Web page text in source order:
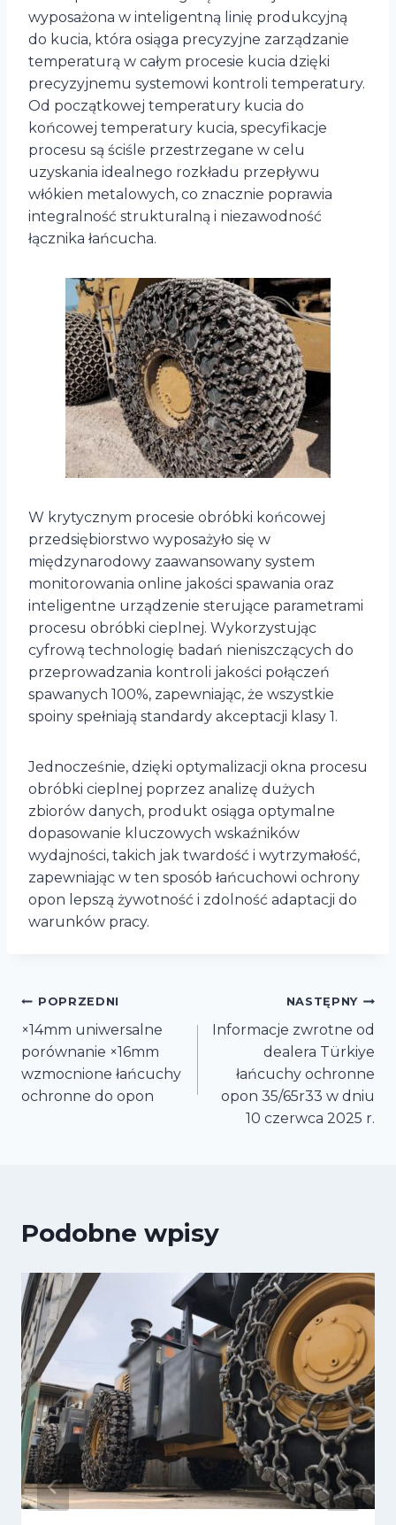
wyposażona w inteligentną linię produkcyjną
do kucia, która osiąga precyzyjne zarządzanie
temperaturą w całym procesie kucia dzięki
precyzyjnemu systemowi kontroli temperatury.
Od początkowej temperatury kucia do
końcowej temperatury kucia, specyfikacje
procesu są ściśle przestrzegane w celu
uzyskania idealnego rozkładu przepływu
włókien metalowych, co znacznie poprawia
integralność strukturalną i niezawodność
łącznika łańcucha.
W krytycznym procesie obróbki końcowej
przedsiębiorstwo wyposażyło się w
międzynarodowy zaawansowany system
monitorowania online jakości spawania oraz
inteligentne urządzenie sterujące parametrami
procesu obróbki cieplnej. Wykorzystując
cyfrową technologię badań nieniszczących do
przeprowadzania kontroli jakości połączeń
spawanych 100%, zapewniając, że wszystkie
spoiny spełniają standardy akceptacji klasy 1.
Jednocześnie, dzięki optymalizacji okna procesu
obróbki cieplnej poprzez analizę dużych
zbiorów danych, produkt osiąga optymalne
dopasowanie kluczowych wskaźników
wydajności, takich jak twardość i wytrzymałość,
zapewniając w ten sposób łańcuchowi ochrony
opon lepszą żywotność i zdolność adaptacji do
warunków pracy.
Nawigacja
wpisu
POPRZEDNI
×14mm uniwersalne
porównanie ×16mm
wzmocnione łańcuchy
ochronne do opon
NASTĘPNY
Informacje zwrotne od
dealera Türkiye
łańcuchy ochronne
opon 35/65r33 w dniu
10 czerwca 2025 r.
Podobne wpisy